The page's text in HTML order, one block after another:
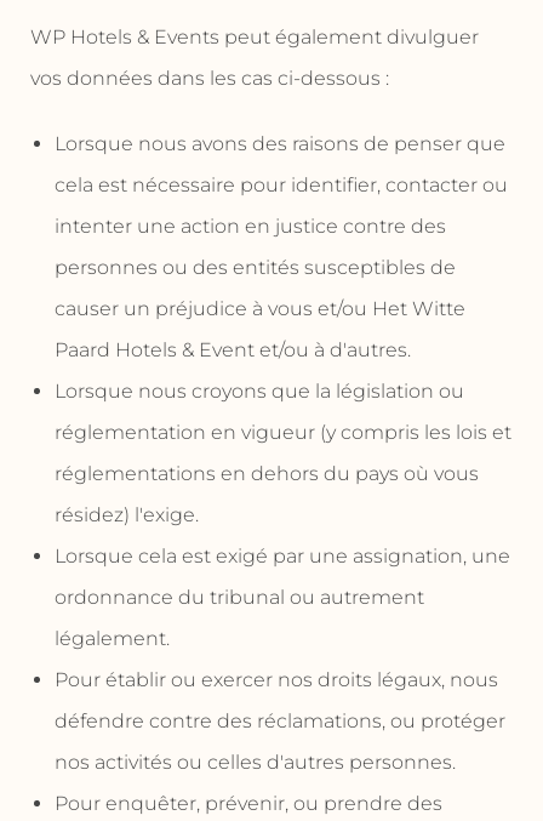
WP Hotels & Events peut également divulguer
vos données dans les cas ci-dessous :
Lorsque nous avons des raisons de penser que
cela est nécessaire pour identifier, contacter ou
intenter une action en justice contre des
personnes ou des entités susceptibles de
causer un préjudice à vous et/ou Het Witte
Paard Hotels & Event et/ou à d'autres.
Lorsque nous croyons que la législation ou
réglementation en vigueur (y compris les lois et
réglementations en dehors du pays où vous
résidez) l'exige.
Lorsque cela est exigé par une assignation, une
ordonnance du tribunal ou autrement
légalement.
Pour établir ou exercer nos droits légaux, nous
défendre contre des réclamations, ou protéger
nos activités ou celles d'autres personnes.
Pour enquêter, prévenir, ou prendre des